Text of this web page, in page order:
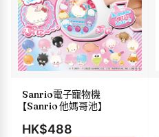
Sanrio電子寵物機
【Sanrio 他媽哥池】
HK$488